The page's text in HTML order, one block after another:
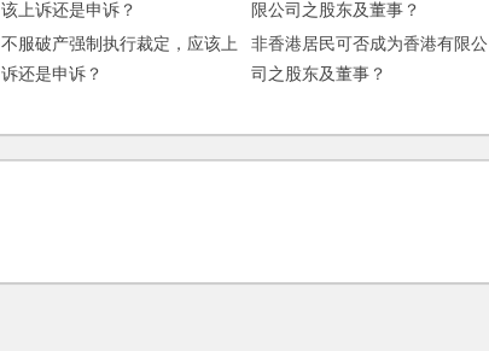
不服破产强制执行裁定，应该上
诉还是申诉？
非香港居民可否成为香港有限公
司之股东及董事？